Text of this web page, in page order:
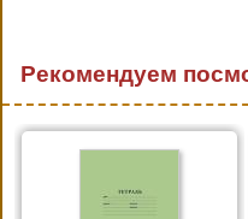
Рекомендуем